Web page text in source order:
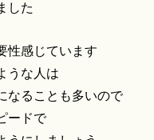
した
性感じています
うな人は
なることも多いので
ードで